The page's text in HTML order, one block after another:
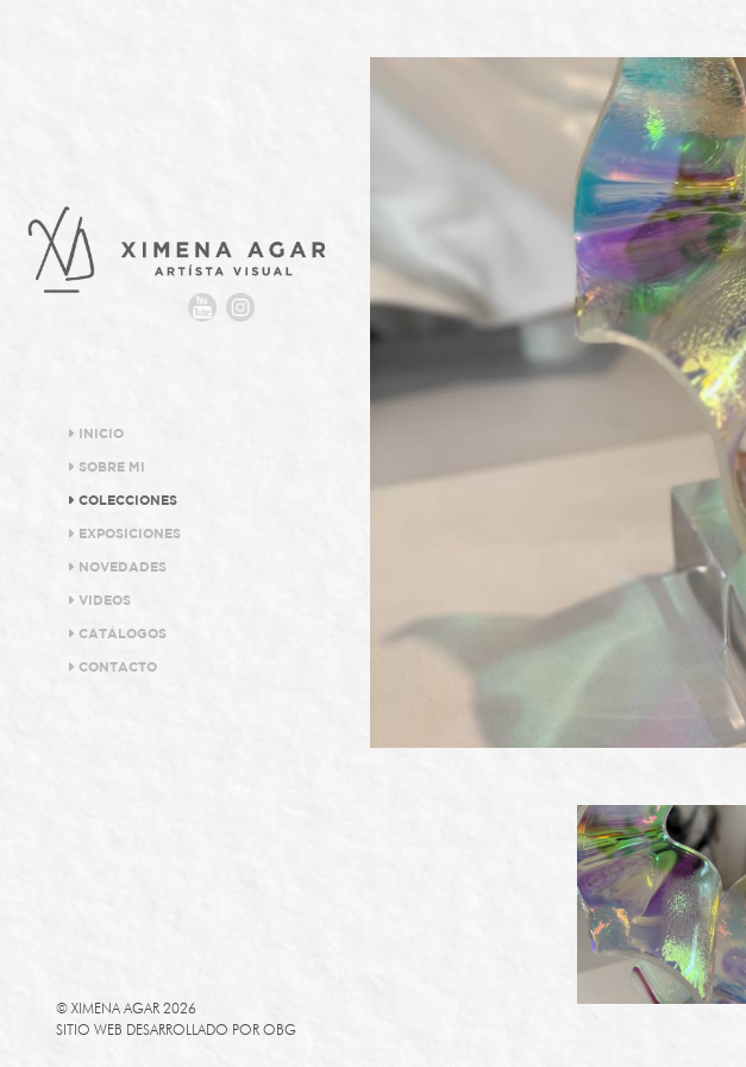
INICIO
SOBRE MI
COLECCIONES
EXPOSICIONES
NOVEDADES
VIDEOS
CATÁLOGOS
CONTACTO
© XIMENA AGAR 2026
SITIO WEB DESARROLLADO POR OBG